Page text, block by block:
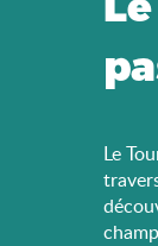
Le